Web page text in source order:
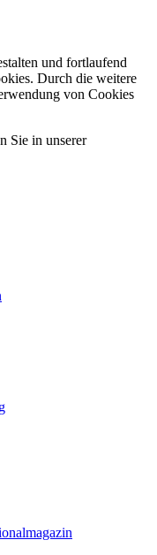
und fortlaufend
Durch die weitere
von Cookies
Sie in unserer